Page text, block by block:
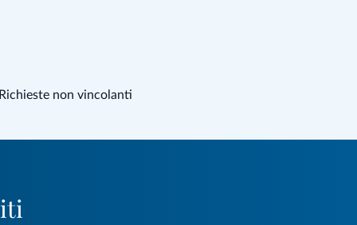
Richieste non vincolanti